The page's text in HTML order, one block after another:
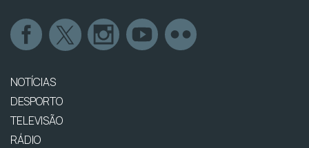
NOTÍCIAS
DESPORTO
TELEVISÃO
RÁDIO